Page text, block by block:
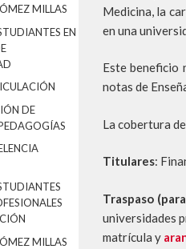
Medicina, la
en una
Este beneficio
notas de
La cobertura
Titulares:
Traspaso
universidades
matrícula y
MILLAS
EN
DE
MILLAS